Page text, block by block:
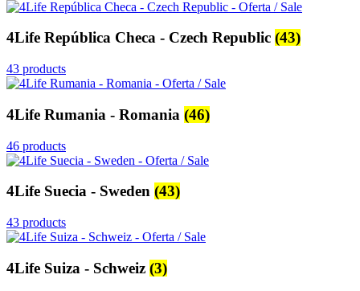
4Life República Checa - Czech Republic (43)
43 products
4Life Rumania - Romania (46)
46 products
4Life Suecia - Sweden (43)
43 products
4Life Suiza - Schweiz (3)